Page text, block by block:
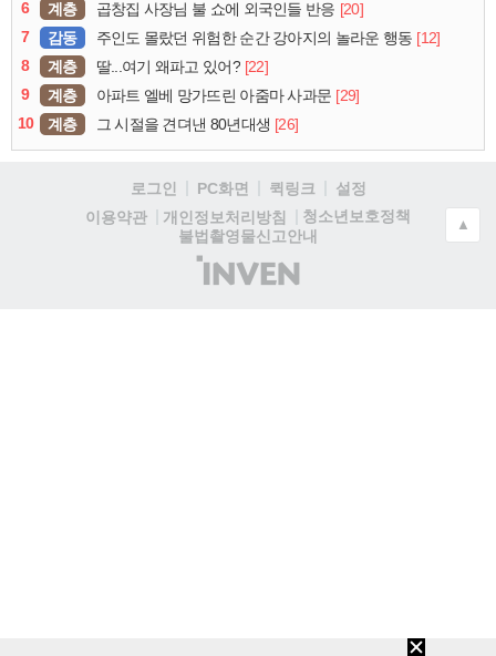
6
계층 곱창집 사장님 불 쇼에 외국인들 반응 [20]
7
감동 주인도 몰랐던 위험한 순간 강아지의 놀라운 행동 [12]
8
계층 딸...여기 왜파고 있어? [22]
9
계층 아파트 엘베 망가뜨린 아줌마 사과문 [29]
10
계층 그 시절을 견뎌낸 80년대생 [26]
로그인 PC화면 퀵링크
설정
이용약관
개인정보처리방침
청소년보호정책
불법촬영물신고안내
(주)
인
▲